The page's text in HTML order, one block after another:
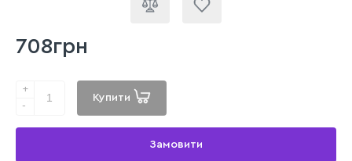
708грн
+
-
Купити
Замовити